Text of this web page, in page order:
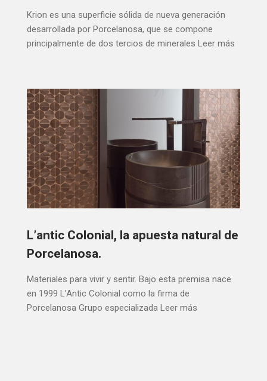
Krion es una superficie sólida de nueva generación
desarrollada por Porcelanosa, que se compone
principalmente de dos tercios de minerales Leer más
L’antic Colonial, la apuesta natural de
Porcelanosa.
Materiales para vivir y sentir. Bajo esta premisa nace
en 1999 L’Antic Colonial como la firma de
Porcelanosa Grupo especializada Leer más